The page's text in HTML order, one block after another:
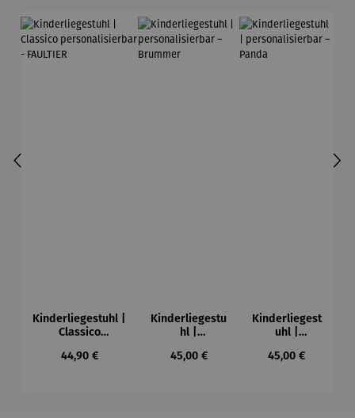
Kinderliegestuhl |
Classico
FAULTIER
Regulärer Preis:
44,90 €
Kinderliegestu
hl |
r – Brummer
Regulärer Preis:
45,00 €
Kinderliegest
uhl |
ar – Panda
Regulärer Preis:
45,00 €